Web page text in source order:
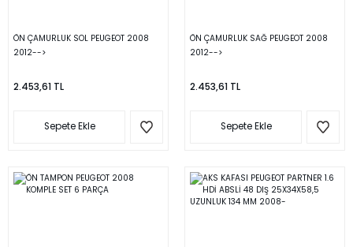
ÖN ÇAMURLUK SOL PEUGEOT 2008
2012-->
2.453,61 TL
Sepete Ekle
ÖN ÇAMURLUK SAĞ PEUGEOT 2008
2012-->
2.453,61 TL
Sepete Ekle